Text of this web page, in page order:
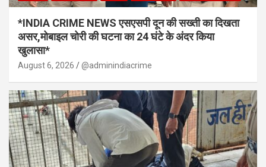
*INDIA CRIME NEWS एसएसपी दून की सख्ती का दिखता
असर,मोबाइल चोरी की घटना का 24 घंटे के अंदर किया
खुलासा*
August 6, 2026 @adminindiacrime